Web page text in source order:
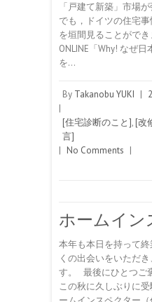
「戸建て新築」市場
でも，ドイツの住宅
を垣間見ることがで
ONLINE「Why! なぜ
を…
By Takanobu YUKI |
|
[住宅診断のこと], [改
言]
| No Comments |
ホームイン
本年も本日を持って
くの出会いをいただ
す。 最後にひとつご
この秋に久しぶりに